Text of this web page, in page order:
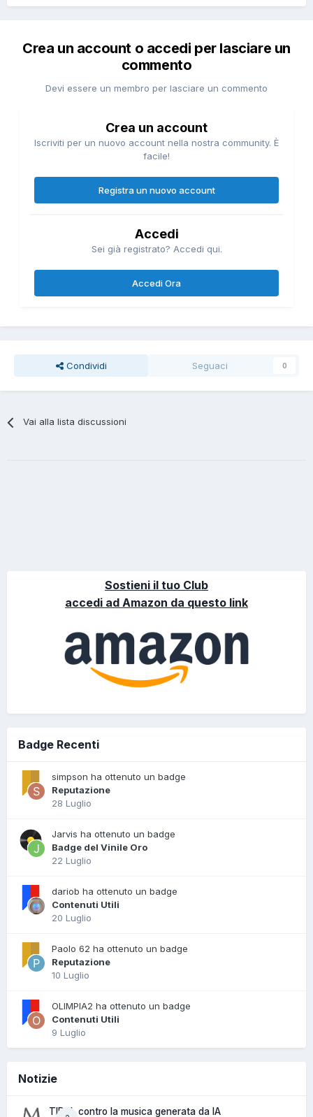
Crea un account o accedi per lasciare un
commento
Devi essere un membro per lasciare un commento
Crea un account
Iscriviti per un nuovo account nella nostra community. È
facile!
Registra un nuovo account
Accedi
Sei già registrato? Accedi qui.
Accedi Ora
Condividi Seguaci 0
Vai alla lista discussioni
Sostieni il tuo Club
accedi ad Amazon da questo link
Badge Recenti
simpson ha ottenuto un badge
Reputazione
28 Luglio
Jarvis ha ottenuto un badge
Badge del Vinile Oro
22 Luglio
dariob ha ottenuto un badge
Contenuti Utili
20 Luglio
Paolo 62 ha ottenuto un badge
Reputazione
10 Luglio
OLIMPIA2 ha ottenuto un badge
Contenuti Utili
9 Luglio
Notizie
TIDAL contro la musica generata da IA